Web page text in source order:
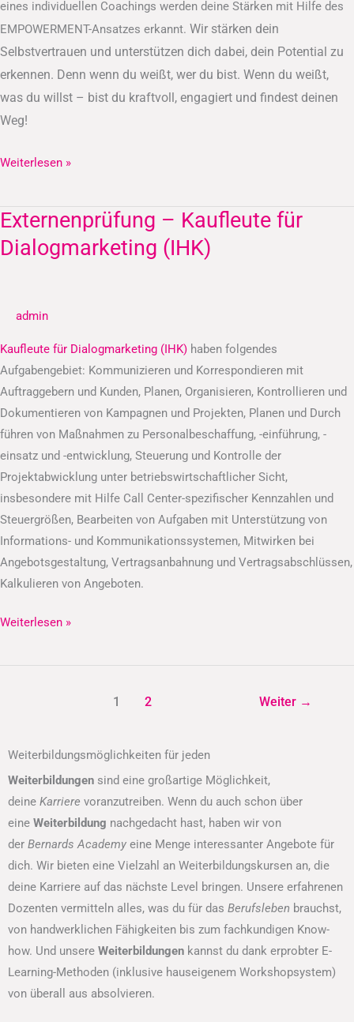
eines individuellen Coachings werden deine Stärken mit Hilfe des
EMPOWERMENT-Ansatzes erkannt. Wir stärken dein
Selbstvertrauen und unterstützen dich dabei, dein Potential zu
erkennen. Denn wenn du weißt, wer du bist. Wenn du weißt,
was du willst – bist du kraftvoll, engagiert und findest deinen
Weg!
Weiterlesen »
Externenprüfung – Kaufleute für
Dialogmarketing (IHK)
admin
Kaufleute für Dialogmarketing (IHK) haben folgendes
Aufgabengebiet: Kommunizieren und Korrespondieren mit
Auftraggebern und Kunden, Planen, Organisieren, Kontrollieren und
Dokumentieren von Kampagnen und Projekten, Planen und Durch
führen von Maßnahmen zu Personalbeschaffung, -einführung, -
einsatz und -entwicklung, Steuerung und Kontrolle der
Projektabwicklung unter betriebswirtschaftlicher Sicht,
insbesondere mit Hilfe Call Center-spezifischer Kennzahlen und
Steuergrößen, Bearbeiten von Aufgaben mit Unterstützung von
Informations- und Kommunikationssystemen, Mitwirken bei
Angebotsgestaltung, Vertragsanbahnung und Vertragsabschlüssen,
Kalkulieren von Angeboten.
Externenprüfung
–
Kaufleute
(IHK)
Weiterlesen »
1 2 Weiter →
Weiterbildungsmöglichkeiten für jeden
Weiterbildungen sind eine großartige Möglichkeit,
deine Karriere voranzutreiben. Wenn du auch schon über
eine Weiterbildung nachgedacht hast, haben wir von
der Bernards Academy eine Menge interessanter Angebote für
dich. Wir bieten eine Vielzahl an Weiterbildungskursen an, die
deine Karriere auf das nächste Level bringen. Unsere erfahrenen
Dozenten vermitteln alles, was du für das Berufsleben brauchst,
von handwerklichen Fähigkeiten bis zum fachkundigen Know-
how. Und unsere Weiterbildungen kannst du dank erprobter E-
Learning-Methoden (inklusive hauseigenem Workshopsystem)
von überall aus absolvieren.